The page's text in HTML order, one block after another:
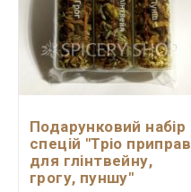
Подарунковий набір
спецій "Тріо приправ
для глінтвейну,
грогу, пуншу"